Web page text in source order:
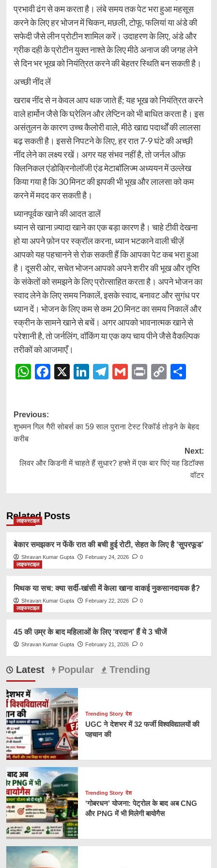
प्रभावी ढंग से कम करता है। लंबे समय तक पेट भरा हुआ महसूस
करने के लिए हर भोजन में चिकन, मछली, टोफू, फलियां या अंडे की
सफेदी जैसे लीन प्रोटीन शामिल करें। उदाहरण के लिए, अंडे और
ग्रीक दही के प्रोटीन युक्त नाश्ते के लिए मीठे अनाज की जगह लेने
से दिन भर भूख को नियंत्रित करने की बेहतर स्थिति बन सकती है।
अच्छी नींद लें
खराब नींद से न केवल आप थक जाते हैं; यह भूख को नियंत्रित करने
वाले हार्मोन जैसे कि घ्रेलिन और लेप्टिन को भी बाधित करता है। इस
असंतुलन के कारण उच्च कैलोरी वाले, मीठे खाद्य पदार्थों की लालसा
बढ़ सकती है। इससे निपटने के लिए, हर रात 7-9 घंटे की अच्छी
नींद लेने का लक्ष्य रखें। अगर यह संभव नहीं है, तो जर्नल ऑफ़
क्लिनिकल एंडोक्रिनोलॉजी एंड मेटाबॉलिज्म अध्ययन में उल्लेख
किया गया है कि 30 मिनट की झपकी भी भूख और लालसा को कम
करने में मदद कर सकती है।
ध्यानपूर्वक खाने की आदत डालें
ध्यान से खाना ज़्यादा खाने का एक बड़ा कारण है। चाहे टीवी देखना
हो या अपने फ़ोन पर स्क्रॉल करना, ध्यान भटकाने वाली चीज़ें
आपको यह पहचानने से रोक सकती हैं कि आपका पेट कब भरा हुआ
है। दूसरी ओर, सचेत भोजन आपको अपने शरीर की भूख और तृप्ति
के संकेतों को समझने के लिए प्रोत्साहित करता है। अपने भोजन का
स्वाद लेने के लिए समय निकालें, इसके स्वाद, बनावट और सुगंध पर
ध्यान दें। भोजन के लिए कम से कम 20 मिनट का समय निकालें और
स्क्रीन के सामने खाने से बचें। अगर आपको भावनात्मक खाने से
परेशानी है, तो जर्नलिंग, वॉकिंग या एक कप चाय पीने जैसे वैकल्पिक
तरीकों को आजमाएँ।
WhatsApp
Facebook
X LinkedIn
Telegram
Gmail
Print
Copy
Post
navigation
Previous:
शुभमन गिल गैरी सोबर्स का 59 साल पुराना टेस्ट रिकॉर्ड तोड़ने के बेहद
करीब
Next:
लिवर और किडनी में चाहते हैं सुधार? हफ्ते में एक बार पिएं यह डिटॉक्स
वॉटर
Related Posts
लाइफस्टाइल
बेकार समझकर न फेंकें रात की बची हुई रोटी, सेहत के लिए है ‘सुपरफूड’
Shravan Kumar Gupta February 24, 2026
0
लाइफस्टाइल
मिथक या सच: क्या सर्दी-खांसी में केला खाना वाकई नुकसानदायक है?
Shravan Kumar Gupta February 22, 2026
0
लाइफस्टाइल
45 की उम्र के बाद महिलाओं के लिए ‘वरदान’ हैं ये 3 चीजें
Shravan Kumar Gupta February 21, 2026 0
Latest Popular Trending
Trending Story देश
UGC ने देशभर में 32 फर्जी विश्वविद्यालयों की
पहचान की
Trending Story देश
‘गोबरधन’ योजना: पेट्रोल के बाद अब CNG
और PNG में भी मिलेगी बायोगैस